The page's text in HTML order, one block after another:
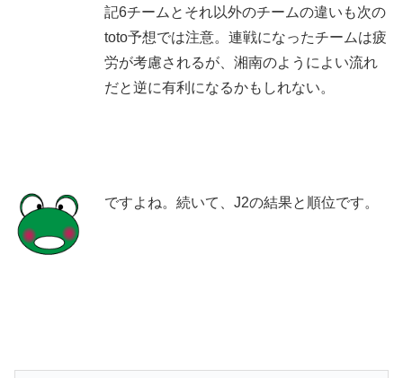
記6チームとそれ以外のチームの違いも次の
toto予想では注意。連戦になったチームは疲
労が考慮されるが、湘南のようによい流れ
だと逆に有利になるかもしれない。
ですよね。続いて、J2の結果と順位です。